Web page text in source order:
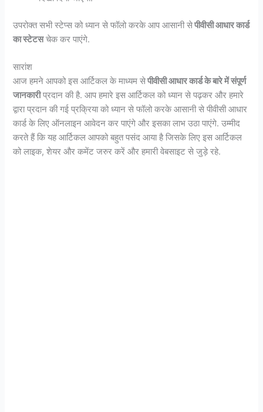
उपरोक्त सभी स्टेप्स को ध्यान से फॉलो करके आप आसानी सेपीवीसी आधार कार्ड
का स्टेटसचेक कर पाएंगे.
सारांश
आज हमने आपको इस आर्टिकल के माध्यम सेपीवीसी आधार कार्ड के बारे में संपूर्ण
जानकारीप्रदान की है. आप हमारे इस आर्टिकल को ध्यान से पढ़कर और हमारे
द्वारा प्रदान की गई प्रक्रिया को ध्यान से फॉलो करके आसानी से पीवीसी आधार
कार्ड के लिए ऑनलाइन आवेदन कर पाएंगे और इसका लाभ उठा पाएंगे. उम्मीद
करते हैं कि यह आर्टिकल आपको बहुत पसंद आया है जिसके लिए इस आर्टिकल
को लाइक, शेयर और कमेंट जरुर करें और हमारी वेबसाइट से जुड़े रहे.